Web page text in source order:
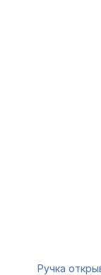
Ручка